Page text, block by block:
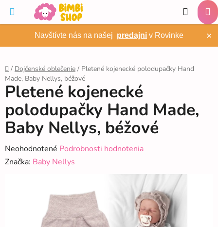
obsah
Navštívte nás na našej predajni v Rovinke ×
Hľadať
Domov
/ Dojčenské oblečenie / Pletené kojenecké polodupačky Hand
Made, Baby Nellys, béžové
Pletené kojenecké
polodupačky Hand Made,
Baby Nellys, béžové
Priemerné
hodnotenie
Neohodnotené Podrobnosti hodnotenia
Značka: Baby Nellys